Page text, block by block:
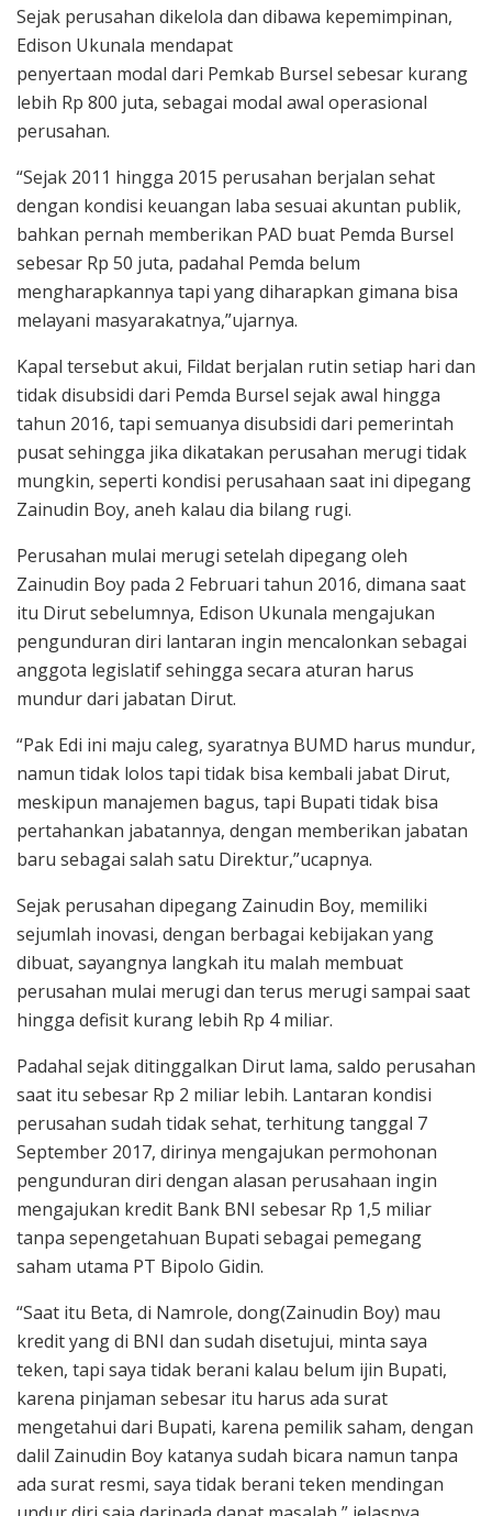
Sejak perusahan dikelola dan dibawa kepemimpinan,
Edison Ukunala mendapat
penyertaan modal dari Pemkab Bursel sebesar kurang
lebih Rp 800 juta, sebagai modal awal operasional
perusahan.
“Sejak 2011 hingga 2015 perusahan berjalan sehat
dengan kondisi keuangan laba sesuai akuntan publik,
bahkan pernah memberikan PAD buat Pemda Bursel
sebesar Rp 50 juta, padahal Pemda belum
mengharapkannya tapi yang diharapkan gimana bisa
melayani masyarakatnya,”ujarnya.
Kapal tersebut akui, Fildat berjalan rutin setiap hari dan
tidak disubsidi dari Pemda Bursel sejak awal hingga
tahun 2016, tapi semuanya disubsidi dari pemerintah
pusat sehingga jika dikatakan perusahan merugi tidak
mungkin, seperti kondisi perusahaan saat ini dipegang
Zainudin Boy, aneh kalau dia bilang rugi.
Perusahan mulai merugi setelah dipegang oleh
Zainudin Boy pada 2 Februari tahun 2016, dimana saat
itu Dirut sebelumnya, Edison Ukunala mengajukan
pengunduran diri lantaran ingin mencalonkan sebagai
anggota legislatif sehingga secara aturan harus
mundur dari jabatan Dirut.
“Pak Edi ini maju caleg, syaratnya BUMD harus mundur,
namun tidak lolos tapi tidak bisa kembali jabat Dirut,
meskipun manajemen bagus, tapi Bupati tidak bisa
pertahankan jabatannya, dengan memberikan jabatan
baru sebagai salah satu Direktur,”ucapnya.
Sejak perusahan dipegang Zainudin Boy, memiliki
sejumlah inovasi, dengan berbagai kebijakan yang
dibuat, sayangnya langkah itu malah membuat
perusahan mulai merugi dan terus merugi sampai saat
hingga defisit kurang lebih Rp 4 miliar.
Padahal sejak ditinggalkan Dirut lama, saldo perusahan
saat itu sebesar Rp 2 miliar lebih. Lantaran kondisi
perusahan sudah tidak sehat, terhitung tanggal 7
September 2017, dirinya mengajukan permohonan
pengunduran diri dengan alasan perusahaan ingin
mengajukan kredit Bank BNI sebesar Rp 1,5 miliar
tanpa sepengetahuan Bupati sebagai pemegang
saham utama PT Bipolo Gidin.
“Saat itu Beta, di Namrole, dong(Zainudin Boy) mau
kredit yang di BNI dan sudah disetujui, minta saya
teken, tapi saya tidak berani kalau belum ijin Bupati,
karena pinjaman sebesar itu harus ada surat
mengetahui dari Bupati, karena pemilik saham, dengan
dalil Zainudin Boy katanya sudah bicara namun tanpa
ada surat resmi, saya tidak berani teken mendingan